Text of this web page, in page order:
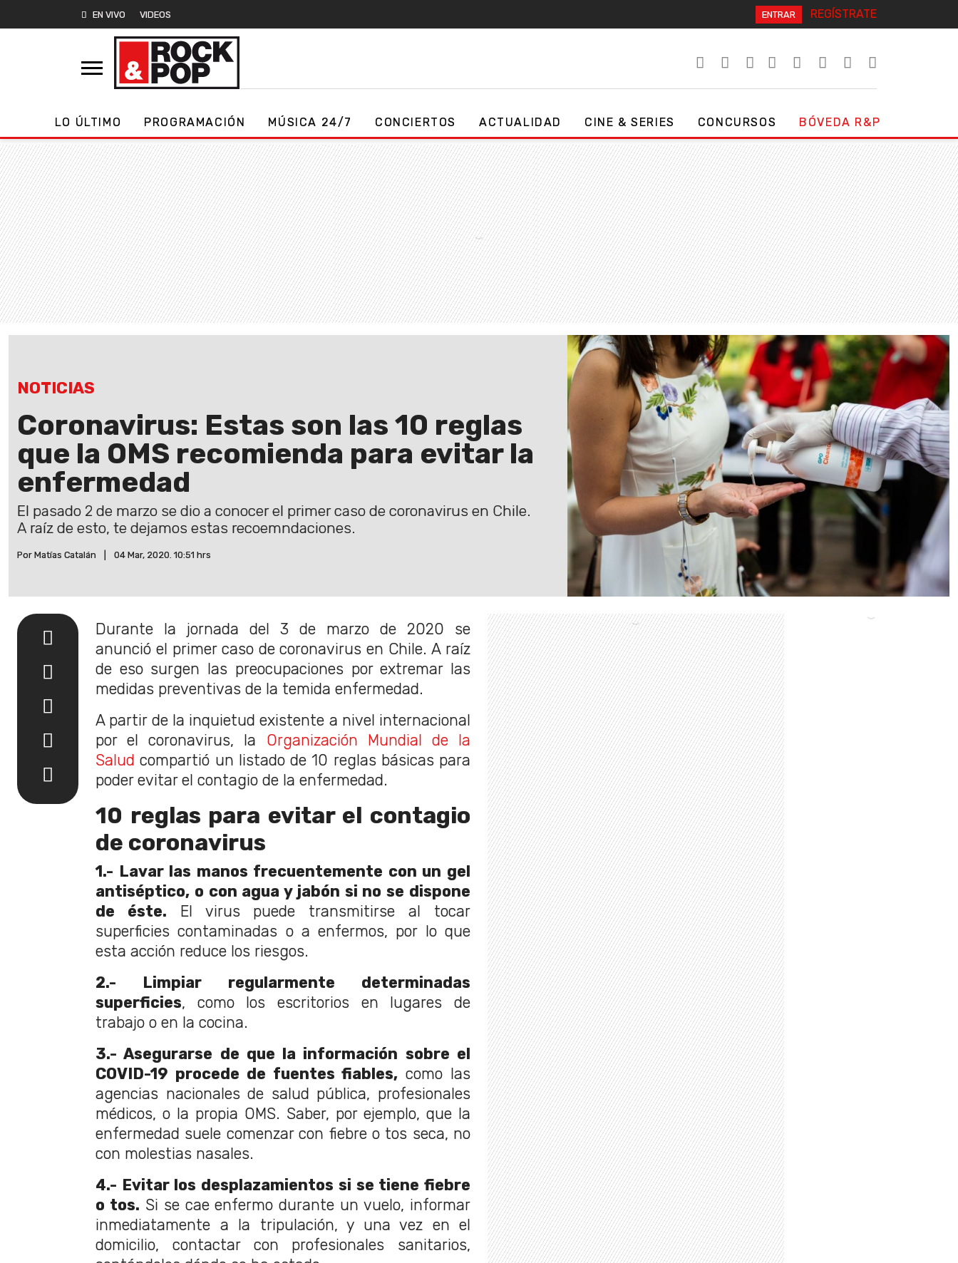
EN VIVO VIDEOS ENTRAR REGÍSTRATE
LO ÚLTIMO PROGRAMACIÓN MÚSICA 24/7 CONCIERTOS ACTUALIDAD CINE & SERIES CONCURSOS BÓVEDA R&P
NOTICIAS
Coronavirus: Estas son las 10 reglas
que la OMS recomienda para evitar la
enfermedad
El pasado 2 de marzo se dio a conocer el primer caso de coronavirus en Chile.
A raíz de esto, te dejamos estas recoemndaciones.
Por Matías Catalán 04 Mar, 2020. 10:51 hrs
Durante la jornada del 3 de marzo de 2020 se
anunció el primer caso de coronavirus en Chile. A raíz
de eso surgen las preocupaciones por extremar las
medidas preventivas de la temida enfermedad.
A partir de la inquietud existente a nivel internacional
por el coronavirus, la Organización Mundial de la
Salud compartió un listado de 10 reglas básicas para
poder evitar el contagio de la enfermedad.
10 reglas para evitar el contagio
de coronavirus
1.- Lavar las manos frecuentemente con un gel
antiséptico, o con agua y jabón si no se dispone
de éste. El virus puede transmitirse al tocar
superficies contaminadas o a enfermos, por lo que
esta acción reduce los riesgos.
2.- Limpiar regularmente determinadas
superficies, como los escritorios en lugares de
trabajo o en la cocina.
3.- Asegurarse de que la información sobre el
COVID-19 procede de fuentes fiables, como las
agencias nacionales de salud pública, profesionales
médicos, o la propia OMS. Saber, por ejemplo, que la
enfermedad suele comenzar con fiebre o tos seca, no
con molestias nasales.
4.- Evitar los desplazamientos si se tiene fiebre
o tos. Si se cae enfermo durante un vuelo, informar
inmediatamente a la tripulación, y una vez en el
domicilio, contactar con profesionales sanitarios,